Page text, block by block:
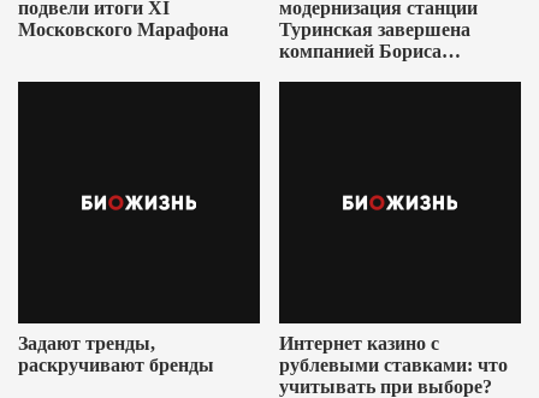
подвели итоги XI
Московского Марафона
модернизация станции
Туринская завершена
компанией Бориса
Задают тренды,
раскручивают бренды
Интернет казино с
рублевыми ставками: что
учитывать при выборе?